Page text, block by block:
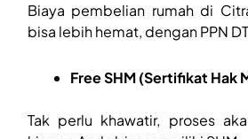
Biaya pembelian rumah di
bisa lebih hemat, dengan PPN
Free SHM (Sertifikat Hak
Tak perlu khawatir, proses